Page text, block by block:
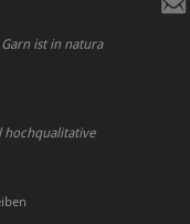
ist in natura
hochqualitative